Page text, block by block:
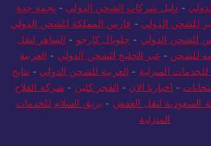
- دليل شركات الشحن الدولي - نجمة جدة
للشحن الدولي - فارس المملكة للشحن الدولي
للشحن الدولي - جلوبال كارجو - الساهر لنقل
للشحن - عبر الخليج للشحن الدولي - العربية
للخدمات المنزلية - العربية للشحن الدولي - نتايج
- اخبارنا الان - الفجر كلين - شركة الفلاح
السعودية لنقل العفش - بريق السلام للخدمات
المنزلية